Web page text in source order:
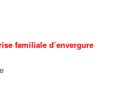
familiale d’envergure